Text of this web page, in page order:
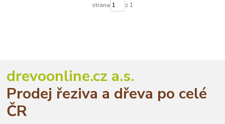
strana z 1
drevoonline.cz a.s.
Prodej řeziva a dřeva po celé
ČR